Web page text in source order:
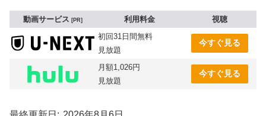
動画サービス PR 利用料金
視聴
初回31日間無料
見放題
今すぐ見る
月額1,026円
見放題
今すぐ見る